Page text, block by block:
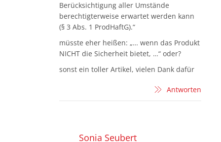
Berücksichtigung aller Umstände
berechtigterweise erwartet werden kann
(§ 3 Abs. 1 ProdHaftG).“
müsste eher heißen: „… wenn das Produkt
NICHT die Sicherheit bietet, …“ oder?
sonst ein toller Artikel, vielen Dank dafür
Antworten
Sonia Seubert